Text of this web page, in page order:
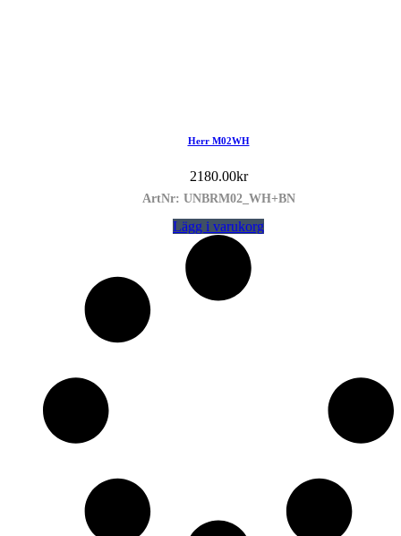
Herr M02WH
2180.00kr
ArtNr: UNBRM02_WH+BN
Lägg i varukorg